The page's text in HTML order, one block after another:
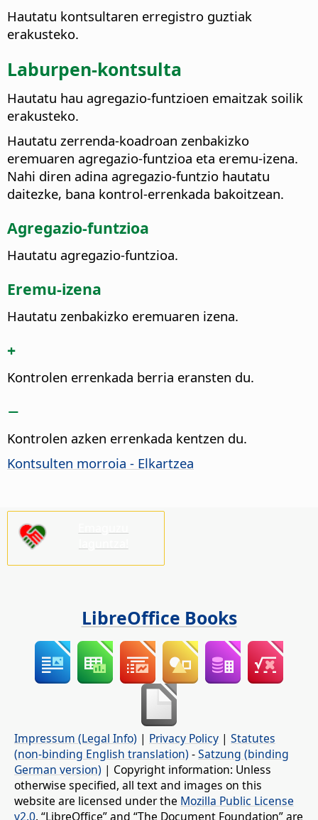
Hautatu kontsultaren erregistro guztiak
erakusteko.
Laburpen-kontsulta
Hautatu hau agregazio-funtzioen emaitzak soilik
erakusteko.
Hautatu zerrenda-koadroan zenbakizko
eremuaren agregazio-funtzioa eta eremu-izena.
Nahi diren adina agregazio-funtzio hautatu
daitezke, bana kontrol-errenkada bakoitzean.
Agregazio-funtzioa
Hautatu agregazio-funtzioa.
Eremu-izena
Hautatu zenbakizko eremuaren izena.
+
Kontrolen errenkada berria eransten du.
−
Kontrolen azken errenkada kentzen du.
Kontsulten morroia - Elkartzea
LibreOffice Books
Impressum (Legal Info) | Privacy Policy | Statutes
(non-binding English translation) -Satzung (binding
German version) | Copyright information: Unless
otherwise specified, all text and images on this
website are licensed under the Mozilla Public License
v2.0. “LibreOffice” and “The Document Foundation” are